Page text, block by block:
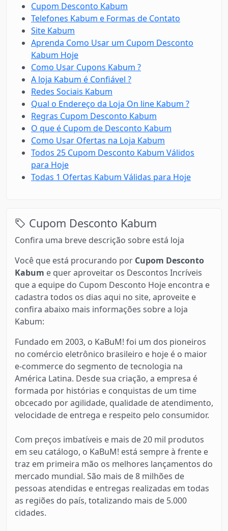
Cupom Desconto Kabum
Telefones Kabum e Formas de Contato
Site Kabum
Aprenda Como Usar um Cupom Desconto
Kabum Hoje
Como Usar Cupons Kabum ?
A loja Kabum é Confiável ?
Redes Sociais Kabum
Qual o Endereço da Loja On line Kabum ?
Regras Cupom Desconto Kabum
O que é Cupom de Desconto Kabum
Como Usar Ofertas na Loja Kabum
Todos 25 Cupom Desconto Kabum Válidos
para Hoje
Todas 1 Ofertas Kabum Válidas para Hoje
Cupom Desconto Kabum
Confira uma breve descrição sobre está loja
Você que está procurando por Cupom Desconto
Kabum e quer aproveitar os Descontos Incríveis
que a equipe do Cupom Desconto Hoje encontra e
cadastra todos os dias aqui no site, aproveite e
confira abaixo mais informações sobre a loja
Kabum:
Fundado em 2003, o KaBuM! foi um dos pioneiros
no comércio eletrônico brasileiro e hoje é o maior
e-commerce do segmento de tecnologia na
América Latina. Desde sua criação, a empresa é
formada por histórias e conquistas de um time
obcecado por agilidade, qualidade de atendimento,
velocidade de entrega e respeito pelo consumidor.
Com preços imbatíveis e mais de 20 mil produtos
em seu catálogo, o KaBuM! está sempre à frente e
traz em primeira mão os melhores lançamentos do
mercado mundial. São mais de 8 milhões de
pessoas atendidas e entregas realizadas em todas
as regiões do país, totalizando mais de 5.000
cidades.